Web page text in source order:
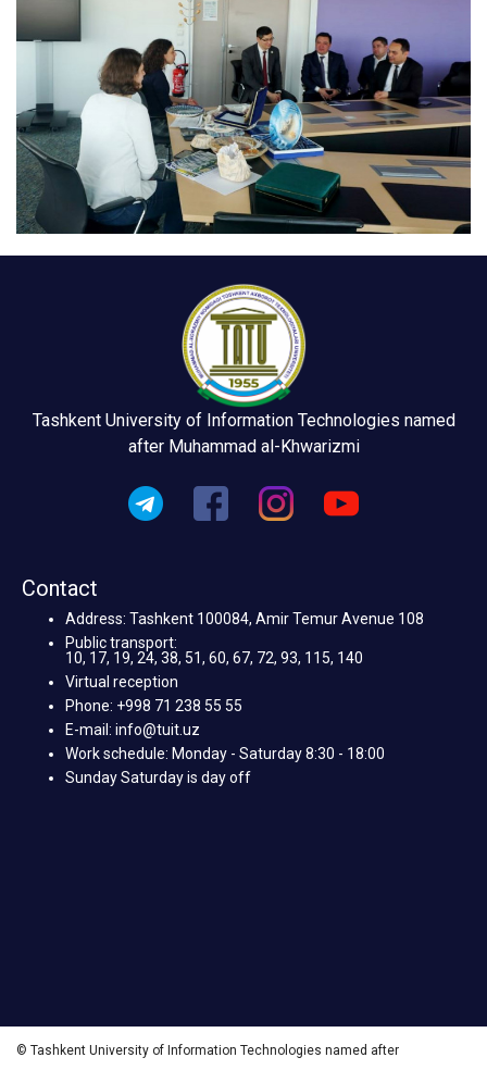
Tashkent University of Information Technologies named
after Muhammad al-Khwarizmi
Contact
Address: Tashkent 100084, Amir Temur Avenue 108
Public transport:
10, 17, 19, 24, 38, 51, 60, 67, 72, 93, 115, 140
Virtual reception
Phone: +998 71 238 55 55
E-mail: info@tuit.uz
Work schedule: Monday - Saturday 8:30 - 18:00
Sunday Saturday is day off
© Tashkent University of Information Technologies named after